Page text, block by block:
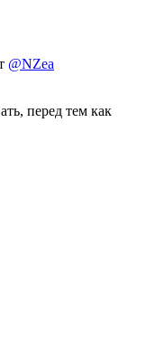
@NZea
перед тем как